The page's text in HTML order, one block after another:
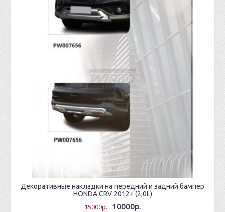
Декоративные накладки на передний и задний бампер
HONDA CRV 2012+ (2,0L)
15000р. 10000р.